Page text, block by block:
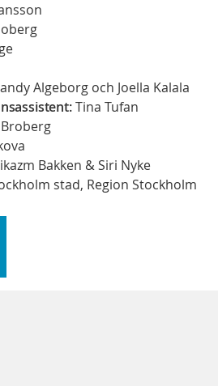
Algeborg och Joella Kalala
Tina Tufan
Bakken & Siri Nyke
stad, Region Stockholm